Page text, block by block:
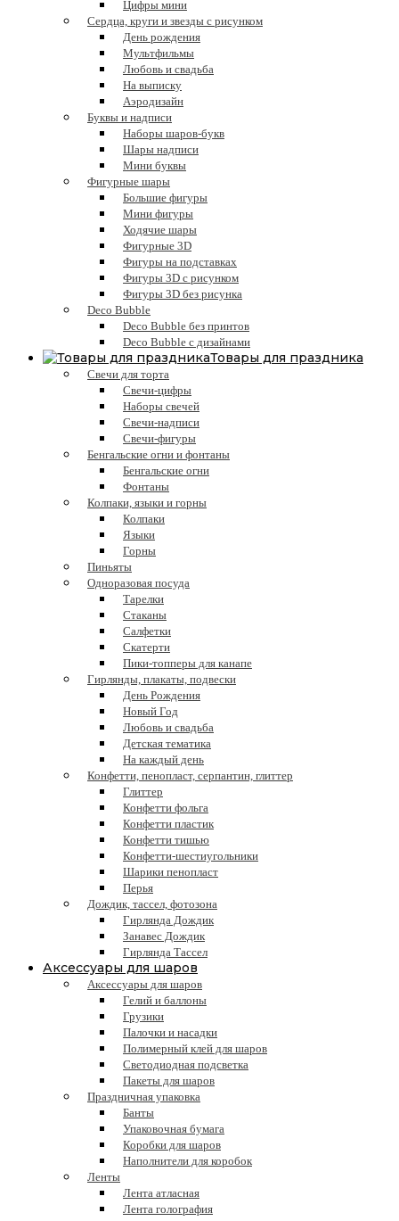
Цифры мини
Сердца, круги и звезды с рисунком
День рождения
Мультфильмы
Любовь и свадьба
На выписку
Аэродизайн
Буквы и надписи
Наборы шаров-букв
Шары надписи
Мини буквы
Фигурные шары
Большие фигуры
Мини фигуры
Ходячие шары
Фигурные 3D
Фигуры на подставках
Фигуры 3D с рисунком
Фигуры 3D без рисунка
Deco Bubble
Deco Bubble без принтов
Deco Bubble с дизайнами
Товары для праздника
Свечи для торта
Свечи-цифры
Наборы свечей
Свечи-надписи
Свечи-фигуры
Бенгальские огни и фонтаны
Бенгальские огни
Фонтаны
Колпаки, языки и горны
Колпаки
Языки
Горны
Пиньяты
Одноразовая посуда
Тарелки
Стаканы
Салфетки
Скатерти
Пики-топперы для канапе
Гирлянды, плакаты, подвески
День Рождения
Новый Год
Любовь и свадьба
Детская тематика
На каждый день
Конфетти, пенопласт, серпантин, глиттер
Глиттер
Конфетти фольга
Конфетти пластик
Конфетти тишью
Конфетти-шестиугольники
Шарики пенопласт
Перья
Дождик, тассел, фотозона
Гирлянда Дождик
Занавес Дождик
Гирлянда Тассел
Аксессуары для шаров
Аксессуары для шаров
Гелий и баллоны
Грузики
Палочки и насадки
Полимерный клей для шаров
Светодиодная подсветка
Пакеты для шаров
Праздничная упаковка
Банты
Упаковочная бумага
Коробки для шаров
Наполнители для коробок
Ленты
Лента атласная
Лента голография